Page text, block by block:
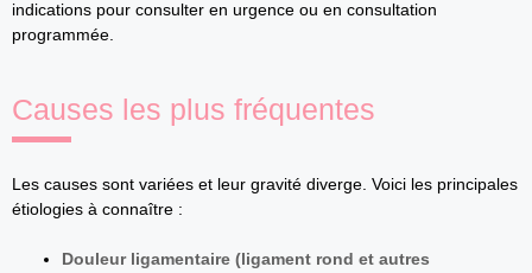
indications pour consulter en urgence ou en consultation
programmée.
Causes les plus fréquentes
Les causes sont variées et leur gravité diverge. Voici les principales
étiologies à connaître :
Douleur ligamentaire (ligament rond et autres